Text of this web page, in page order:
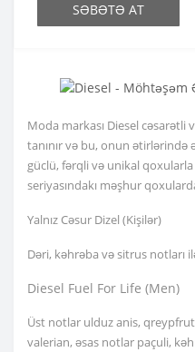
SƏBƏTƏ AT
Moda markası Diesel cəsarətli
tanınır və bu, onun ətirlərində
güclü, fərqli və unikal
seriyasındakı məşhur
Yalnız Cəsur Dizel (Kişilər)
Dəri, kəhrəba və sitrus notları
Diesel Fuel For Life (Men)
Üst notlar ulduz anis,
valerian, əsas notlar paçuli,